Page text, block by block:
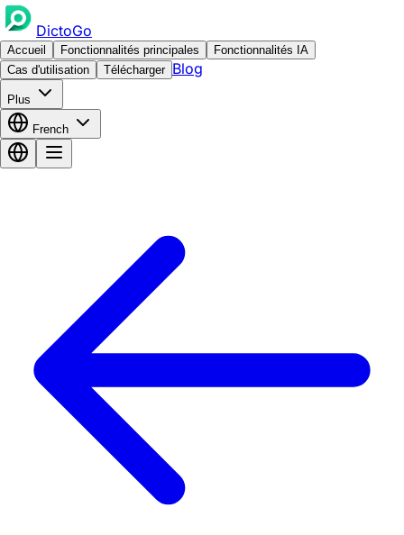
DictoGo
Accueil Fonctionnalités principales
Fonctionnalités IA
Cas d'utilisation
Télécharger Blog
Plus
French